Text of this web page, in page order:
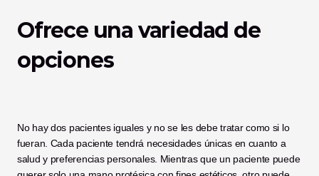
Ofrece una variedad de
opciones
No hay dos pacientes iguales y no se les debe tratar como si lo
fueran. Cada paciente tendrá necesidades únicas en cuanto a
salud y preferencias personales. Mientras que un paciente puede